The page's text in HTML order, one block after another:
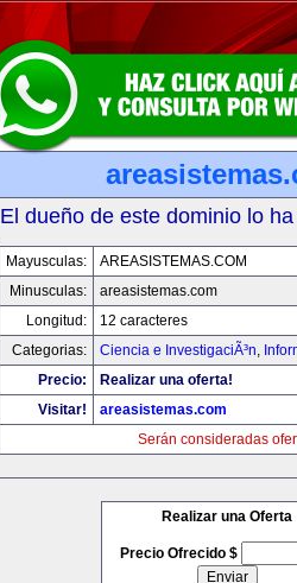
El dueño de este dominio lo
Mayusculas:
AREASISTEMAS.COM
Minusculas:
areasistemas.com
Longitud:
12 caracteres
Categorias:
Ciencia e InvestigaciÃ³n,
Precio:
Realizar una oferta!
Visitar!
areasistemas.com
Serán consideradas
Realizar una Oferta
Precio Ofrecido $